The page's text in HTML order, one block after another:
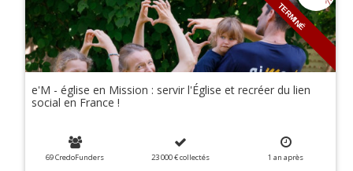
TERMINÉ
e'M - église en Mission : servir l'Église et recréer du lien
social en France !
69 CredoFunders 23 000 €collectés 1 an après